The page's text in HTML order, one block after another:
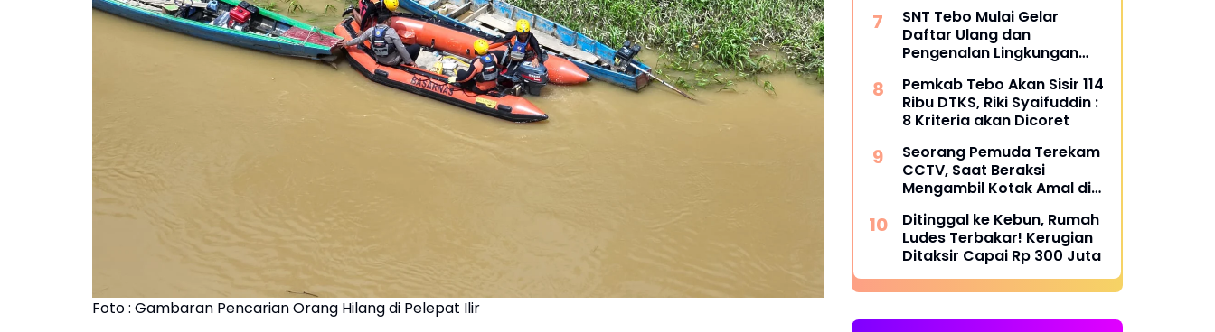
Foto : Gambaran Pencarian Orang Hilang di Pelepat Ilir
Jawab
SNT Tebo Mulai Gelar
Daftar Ulang dan
Pengenalan Lingkungan
Siswa Hadir Bersama
Orang Tua
Pemkab Tebo Akan Sisir 114
Ribu DTKS, Riki Syaifuddin :
8 Kriteria akan Dicoret
Seorang Pemuda Terekam
CCTV, Saat Beraksi
Mengambil Kotak Amal di
Ditinggal ke Kebun, Rumah
Ludes Terbakar! Kerugian
Ditaksir Capai Rp 300 Juta